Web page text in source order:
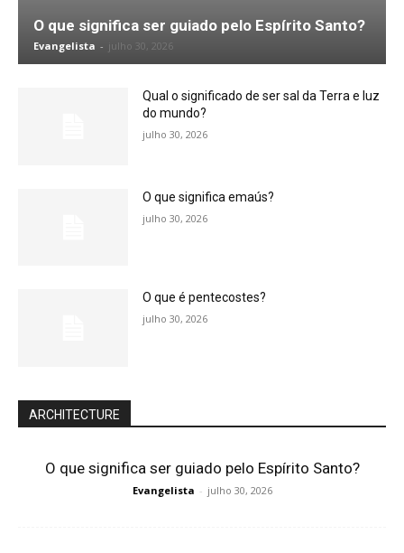
O que significa ser guiado pelo Espírito Santo?
Evangelista - julho 30, 2026
Qual o significado de ser sal da Terra e luz
do mundo?
julho 30, 2026
O que significa emaús?
julho 30, 2026
O que é pentecostes?
julho 30, 2026
ARCHITECTURE
O que significa ser guiado pelo Espírito Santo?
Evangelista - julho 30, 2026